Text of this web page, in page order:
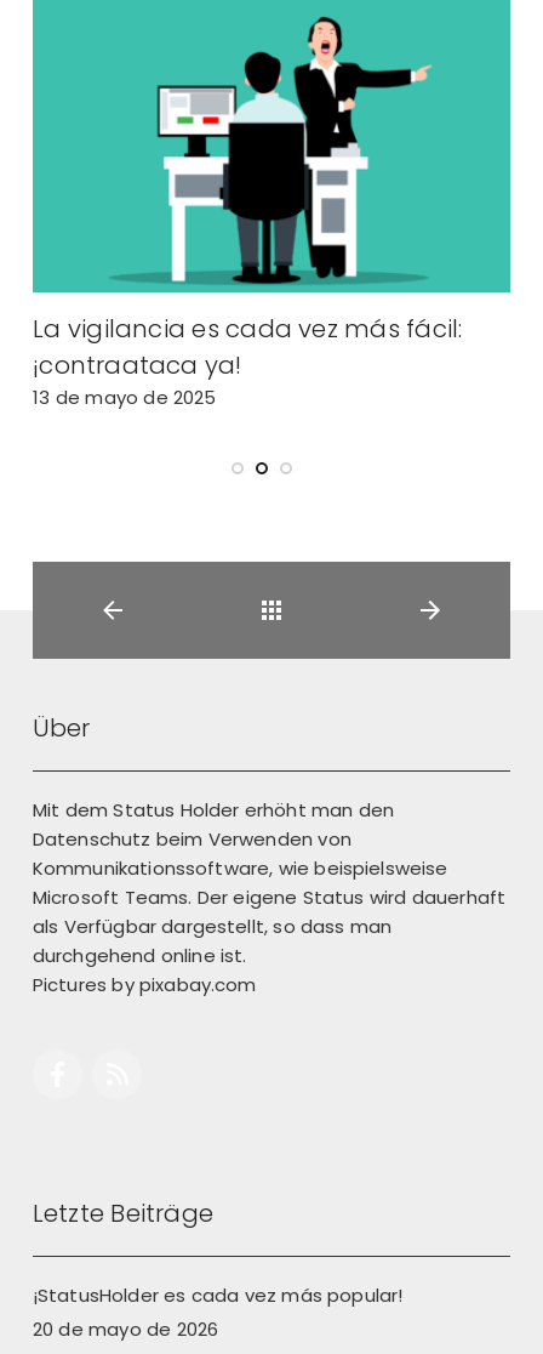
fácil: AutoClicker: ¡El Portaestatus es
29 de diciembre de 2024
Über
Mit dem Status Holder erhöht man den
Datenschutz beim Verwenden von
Kommunikationssoftware, wie beispielsweise
Microsoft Teams. Der eigene Status wird dauerhaft
als Verfügbar dargestellt, so dass man
durchgehend online ist.
Pictures bypixabay.com
Letzte Beiträge
¡StatusHolder es cada vez más popular!
20 de mayo de 2026